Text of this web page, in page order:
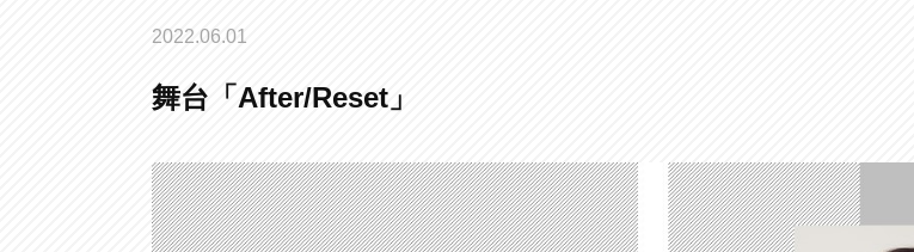
2022.06.01
舞台「After/Reset」